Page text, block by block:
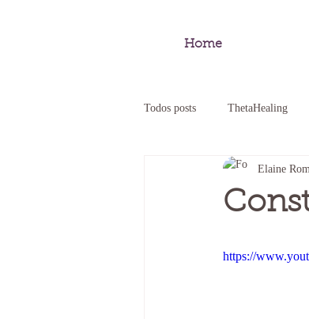
Home
Todos posts ThetaHealing
Pedagogia SistêmicaElaine
https://